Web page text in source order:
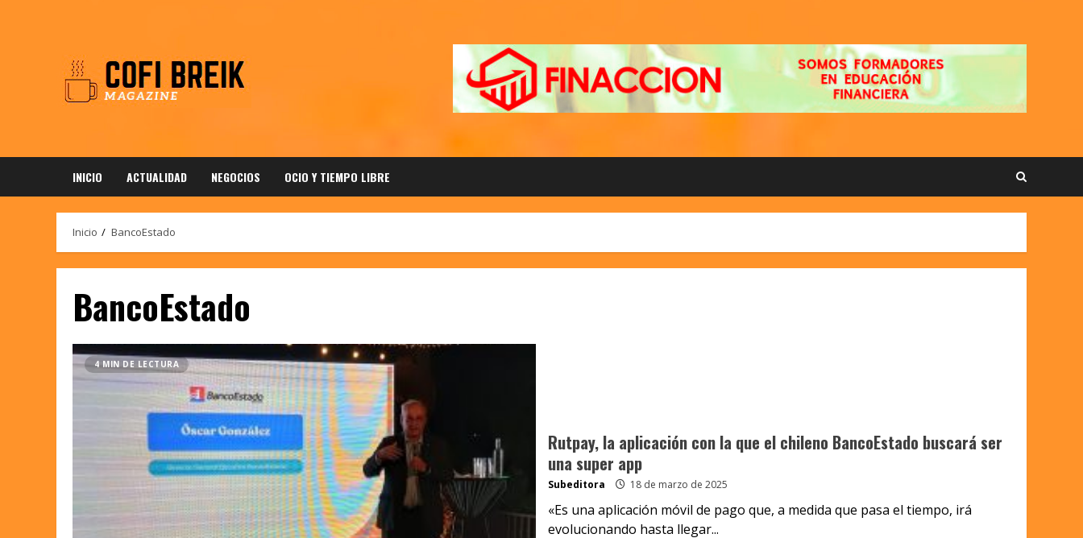
INICIO ACTUALIDAD NEGOCIOS OCIO Y TIEMPO LIBRE
Inicio BancoEstado
BancoEstado
4 MIN DE LECTURA
Rutpay, la aplicación con la que el chileno BancoEstado buscará ser
una super app
Subeditora 18 de marzo de 2025
«Es una aplicación móvil de pago que, a medida que pasa el tiempo, irá
evolucionando hasta llegar...